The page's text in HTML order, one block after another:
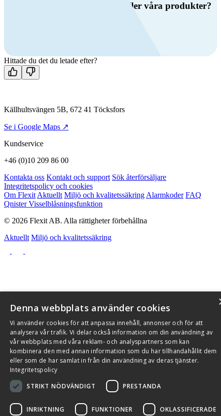
Har du frågor om ventilation eller våra produkter?
Kontakta oss
Hittade du det du letade efter?
Källhultsvängen 5B, 672 41 Töcksfors
Se i Google Maps ↗
Kundservice
+46 (0)10 209 86 00
Kontakta oss Kontakt och support Sök återförsäljare
Integritetspolicy och cookies
Om Flexit Aktuellt Miljö och kvalitetssäkring Alarmkoder FAQ
Qnister Visselblåsningsfunktion
© 2026 Flexit AB. Alla rättigheter förbehållna
Aktuellt Miljö och kvalitetssäkring
Denna webbplats använder cookies
Vi använder cookies för att anpassa innehåll, annonser och för att
analysera vår trafik. Vi delar också information om din användning av
vår webbplats med våra reklam- och analyspartners som kan
kombinera den med annan information som du har tillhandahållit dem
eller som de har samlat in från din användning av deras tjänster.
Integritetspolicy
STRIKT NÖDVÄNDIGT
PRESTANDA
INRIKTNING FUNKTIONER OKLASSIFICERADE